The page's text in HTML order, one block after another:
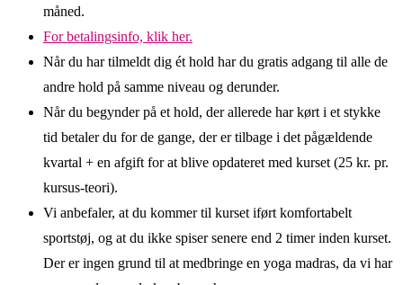
måned.
For betalingsinfo, klik her.
Når du har tilmeldt dig ét hold har du gratis adgang til alle de
andre hold på samme niveau og derunder.
Når du begynder på et hold, der allerede har kørt i et stykke
tid betaler du for de gange, der er tilbage i det pågældende
kvartal + en afgift for at blive opdateret med kurset (25 kr. pr.
kursus-teori).
Vi anbefaler, at du kommer til kurset iført komfortabelt
sportstøj, og at du ikke spiser senere end 2 timer inden kurset.
Der er ingen grund til at medbringe en yoga madras, da vi har